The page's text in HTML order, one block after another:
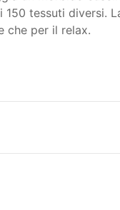
tessuti diversi.
che per il relax.